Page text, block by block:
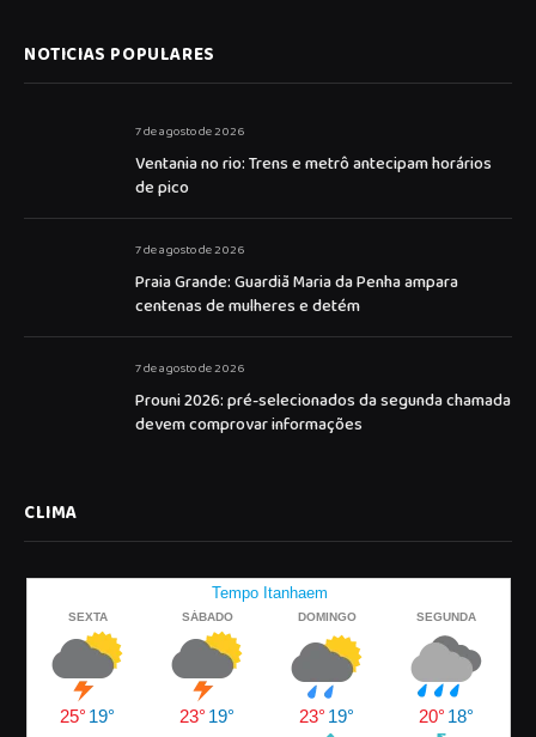
NOTICIAS POPULARES
7 de agosto de 2026
Ventania no rio: Trens e metrô antecipam horários
de pico
7 de agosto de 2026
Praia Grande: Guardiã Maria da Penha ampara
centenas de mulheres e detém
7 de agosto de 2026
Prouni 2026: pré-selecionados da segunda chamada
devem comprovar informações
CLIMA